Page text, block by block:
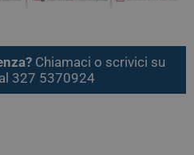
Chiamaci o scrivici su
327 5370924